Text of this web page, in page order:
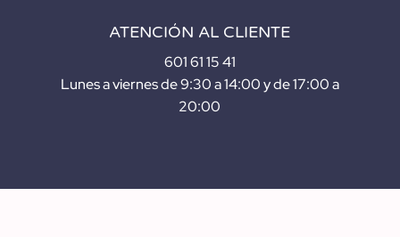
ATENCIÓN AL CLIENTE
601 61 15 41
Lunes a viernes de 9:30 a 14:00 y de 17:00 a
20:00